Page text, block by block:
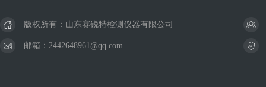
版权所有：山东赛锐特检测仪器有限公司
邮箱：2442648961@qq.com